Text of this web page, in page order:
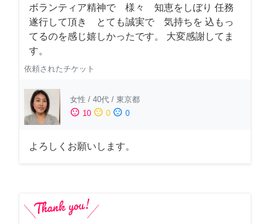
ボランティア精神で 様々 知恵をしぼり 任務
遂行して頂き とても誠実で 気持ちを 込もっ
てるのを感じ嬉しかったです。 大変感謝してま
す。
依頼されたチケット
女性 / 40代 / 東京都
sentiment_satisfied 10 sentiment_neutral 0 sentiment_dissatisfied 0
よろしくお願いします。